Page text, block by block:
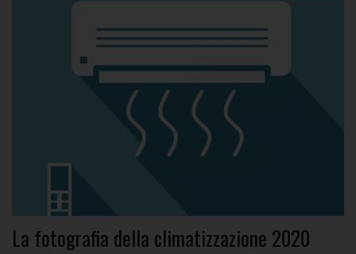
La fotografia della climatizzazione 2020